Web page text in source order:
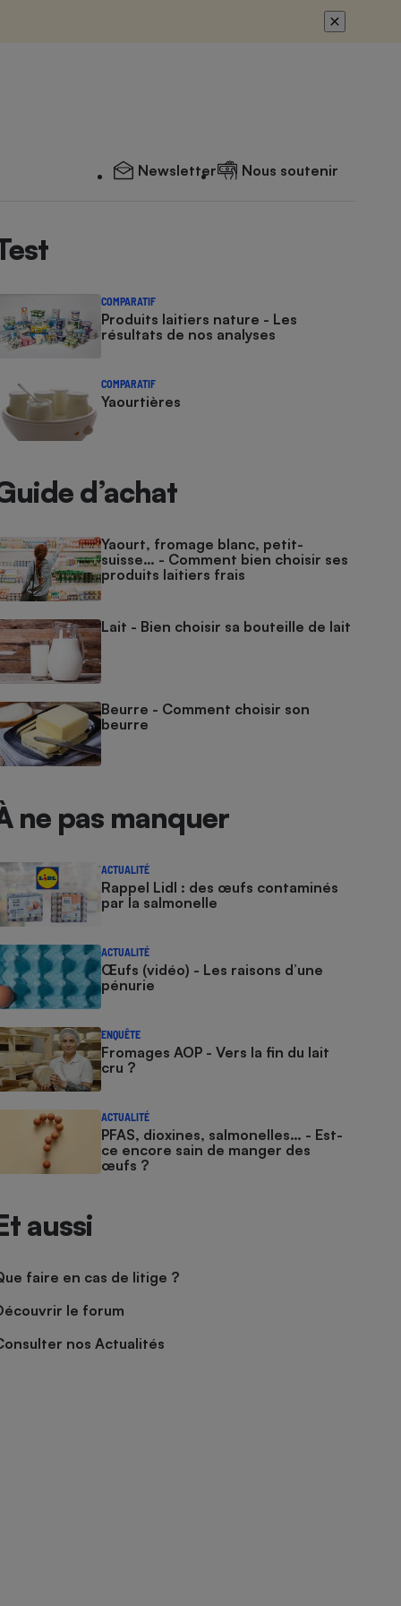
Newsletter Nous soutenir
COMPARATIF
Produits laitiers nature - Les
résultats de nos analyses
COMPARATIF
Yaourtières
d’achat
Yaourt, fromage blanc, petit-
suisse… - Comment bien choisir ses
produits laitiers frais
Lait - Bien choisir sa bouteille de lait
Beurre - Comment choisir son
beurre
ne pas manquer
ACTUALITÉ
Rappel Lidl : des œufs contaminés
par la salmonelle
ACTUALITÉ
Œufs (vidéo) - Les raisons d’une
pénurie
ENQUÊTE
Fromages AOP - Vers la fin du lait
cru ?
ACTUALITÉ
PFAS, dioxines, salmonelles… - Est-
ce encore sain de manger des
œufs ?
aussi
faire en cas de litige ?
le forum
nos Actualités